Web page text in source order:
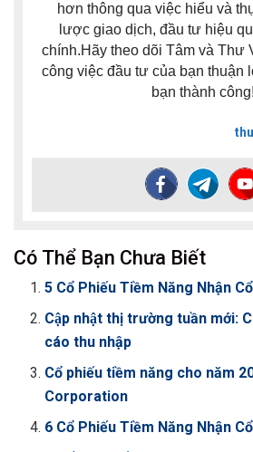
hơn thông qua việc hiểu và
lược giao dịch, đầu tư hiệu
chính.Hãy theo dõi Tâm và Thư
công việc đầu tư của bạn thuận
bạn thành công!
Có Thể Bạn Chưa Biết
5 Cổ Phiếu Tiềm Năng Nhận
Cập nhật thị trường tuần mới:
cáo thu nhập
Cổ phiếu tiềm năng cho năm
Corporation
6 Cổ Phiếu Tiềm Năng Nhận